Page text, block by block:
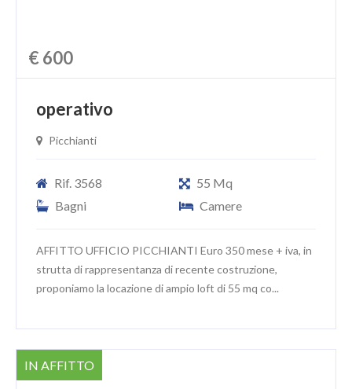
€ 600
operativo
Picchianti
Rif. 3568
55 Mq
Bagni
Camere
AFFITTO UFFICIO PICCHIANTI Euro 350 mese + iva, in
strutta di rappresentanza di recente costruzione,
proponiamo la locazione di ampio loft di 55 mq co...
IN AFFITTO